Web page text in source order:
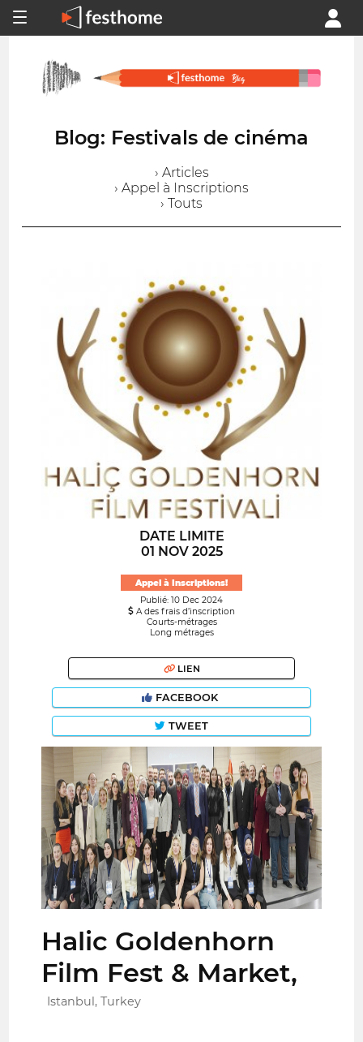
Blog: Festivals de cinéma
› Articles
› Appel à Inscriptions
› Touts
DATE LIMITE
01 NOV 2025
Appel à Inscriptions!
Publié: 10 Dec 2024
A des frais d’inscription
Courts-métrages
Long métrages
LIEN
FACEBOOK
TWEET
Halic Goldenhorn
Film Fest & Market,
Istanbul, Turkey